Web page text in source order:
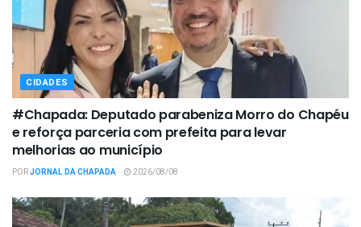
CIDADES
#Chapada: Deputado parabeniza Morro do Chapéu
e reforça parceria com prefeita para levar
melhorias ao município
PORJORNAL DA CHAPADA 2026/08/08